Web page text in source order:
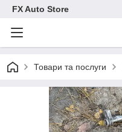
FX Auto Store
Товари та послуги